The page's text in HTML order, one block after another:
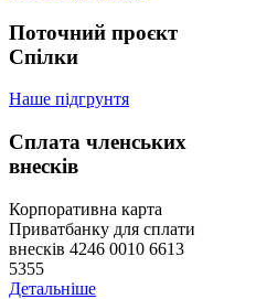
Поточний проєкт
Спілки
Наше підгрунтя
Сплата членських
внесків
Корпоративна карта
Приватбанку для сплати
внесків 4246 0010 6613
5355
Детальніше